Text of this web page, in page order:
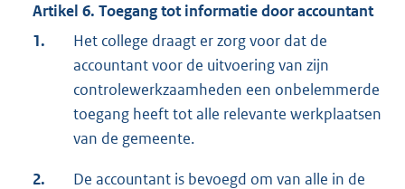
Artikel 6. Toegang tot informatie door accountant
1.
Het college draagt er zorg voor dat de
accountant voor de uitvoering van zijn
controlewerkzaamheden een onbelemmerde
toegang heeft tot alle relevante werkplaatsen
van de gemeente.
2.
De accountant is bevoegd om van alle in de